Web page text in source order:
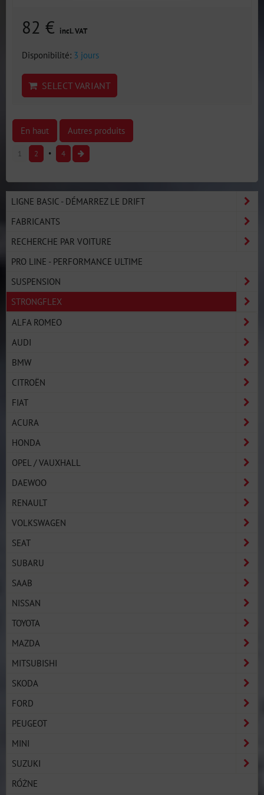
82 € incl. VAT
Disponibilité: 3 jours
SELECT VARIANT
En haut Autres produits
1 2 4
LIGNE BASIC - DÉMARREZ LE DRIFT
FABRICANTS
RECHERCHE PAR VOITURE
PRO LINE - PERFORMANCE ULTIME
SUSPENSION
STRONGFLEX
ALFA ROMEO
AUDI
BMW
CITROËN
FIAT
ACURA
HONDA
OPEL / VAUXHALL
DAEWOO
RENAULT
VOLKSWAGEN
SEAT
SUBARU
SAAB
NISSAN
TOYOTA
MAZDA
MITSUBISHI
SKODA
FORD
PEUGEOT
MINI
SUZUKI
RÓŻNE